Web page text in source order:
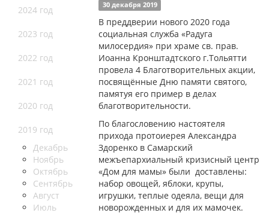
2024 год
2023 год
2022 год
2021 год
2020 год
2019 год
Декабрь
Ноябрь
Октябрь
Сентябрь
Август
Июль
30 декабря 2019
В преддверии нового 2020 года
социальная служба «Радуга
милосердия» при храме св. прав.
Иоанна Кронштадтского г.Тольятти
провела 4 Благотворительных акции,
посвящённые Дню памяти святого,
памятуя его пример в делах
благотворительности.
По благословению настоятеля
прихода протоиерея Александра
Здоренко в Самарский
межъепархиальный кризисный центр
«Дом для мамы» были доставлены:
набор овощей, яблоки, крупы,
игрушки, теплые одеяла, вещи для
новорожденных и для их мамочек.